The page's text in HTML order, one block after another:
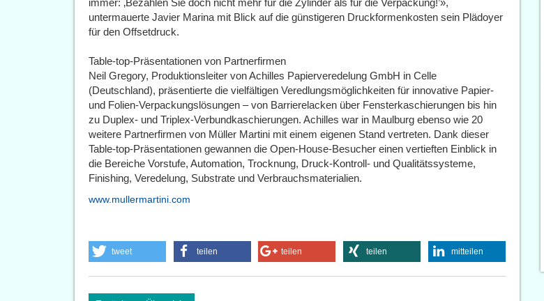
immer: ‚Bezahlen Sie doch nicht mehr für die Zylinder als für die Verpackung!’»,
untermauerte Javier Marina mit Blick auf die günstigeren Druckformenkosten sein Plädoyer
für den Offsetdruck.
Table-top-Präsentationen von Partnerfirmen
Neil Gregory, Produktionsleiter von Achilles Papierveredelung GmbH in Celle
(Deutschland), präsentierte die vielfältigen Veredlungsmöglichkeiten für innovative Papier-
und Folien-Verpackungslösungen – von Barrierelacken über Fensterkaschierungen bis hin
zu Duplex- und Triplex-Verbundkaschierungen. Achilles war in Maulburg ebenso wie 20
weitere Partnerfirmen von Müller Martini mit einem eigenen Stand vertreten. Dank dieser
Table-top-Präsentationen gewannen die Open-House-Besucher einen vertieften Einblick in
die Bereiche Vorstufe, Automation, Trocknung, Druck-Kontroll- und Qualitätssysteme,
Finishing, Veredelung, Substrate und Verbrauchsmaterialien.
www.mullermartini.com
tweet teilen teilen teilen mitteilen